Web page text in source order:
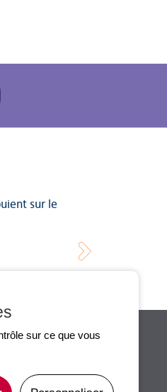
sur le
sur ce que vous